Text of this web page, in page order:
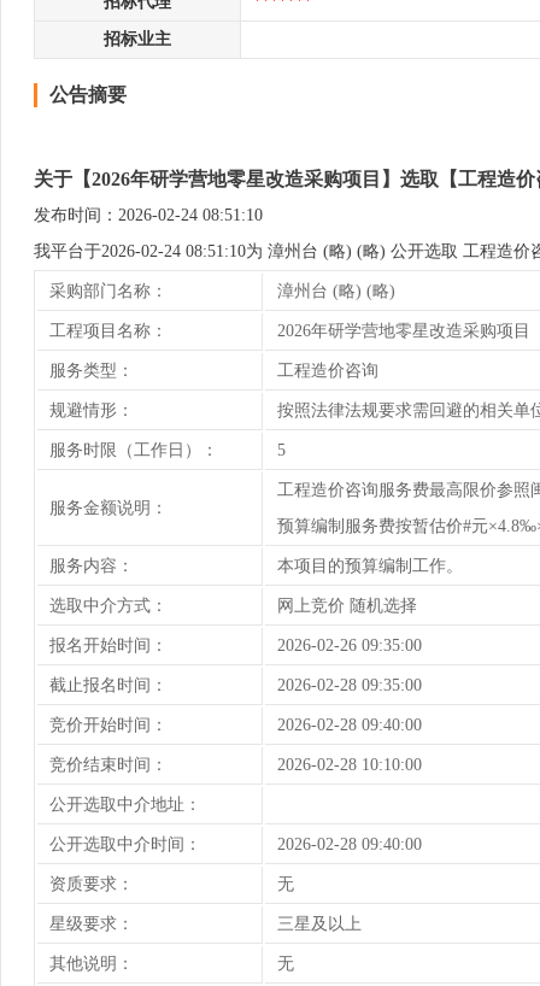
招标业主
公告摘要
关于【2026年研学营地零星改造采购项目】选取【工程造
发布时间：2026-02-24 08:51:10
我平台于2026-02-24 08:51:10为 漳州台 (略) (略) 公开选取 工程造
采购部门名称： 漳州台 (略) (略)
工程项目名称： 2026年研学营地零星改造采购项目
服务类型： 工程造价咨询
规避情形： 按照法律法规要求需回避的相关单
服务时限（工作日）： 5
服务金额说明：
工程造价咨询服务费最高限价参照
预算编制服务费按暂估价#元
服务内容： 本项目的预算编制工作。
选取中介方式： 网上竞价 随机选择
报名开始时间： 2026-02-26 09:35:00
截止报名时间： 2026-02-28 09:35:00
竞价开始时间： 2026-02-28 09:40:00
竞价结束时间： 2026-02-28 10:10:00
公开选取中介地址：
公开选取中介时间： 2026-02-28 09:40:00
资质要求： 无
星级要求： 三星及以上
其他说明： 无